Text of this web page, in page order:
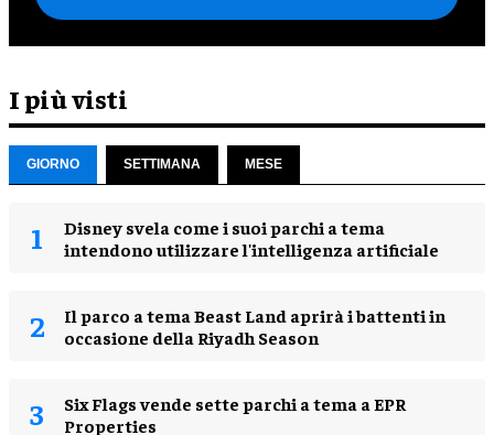
I più visti
GIORNO SETTIMANA MESE
Disney svela come i suoi parchi a tema
intendono utilizzare l'intelligenza artificiale
Il parco a tema Beast Land aprirà i battenti in
occasione della Riyadh Season
Six Flags vende sette parchi a tema a EPR
Properties